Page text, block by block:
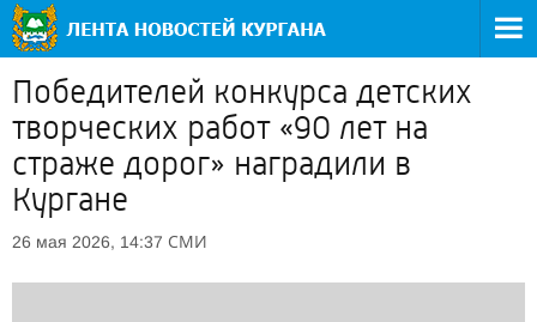
Победителей конкурса детских
творческих работ «90 лет на
страже дорог» наградили в
Кургане
26 мая 2026, 14:37 СМИ